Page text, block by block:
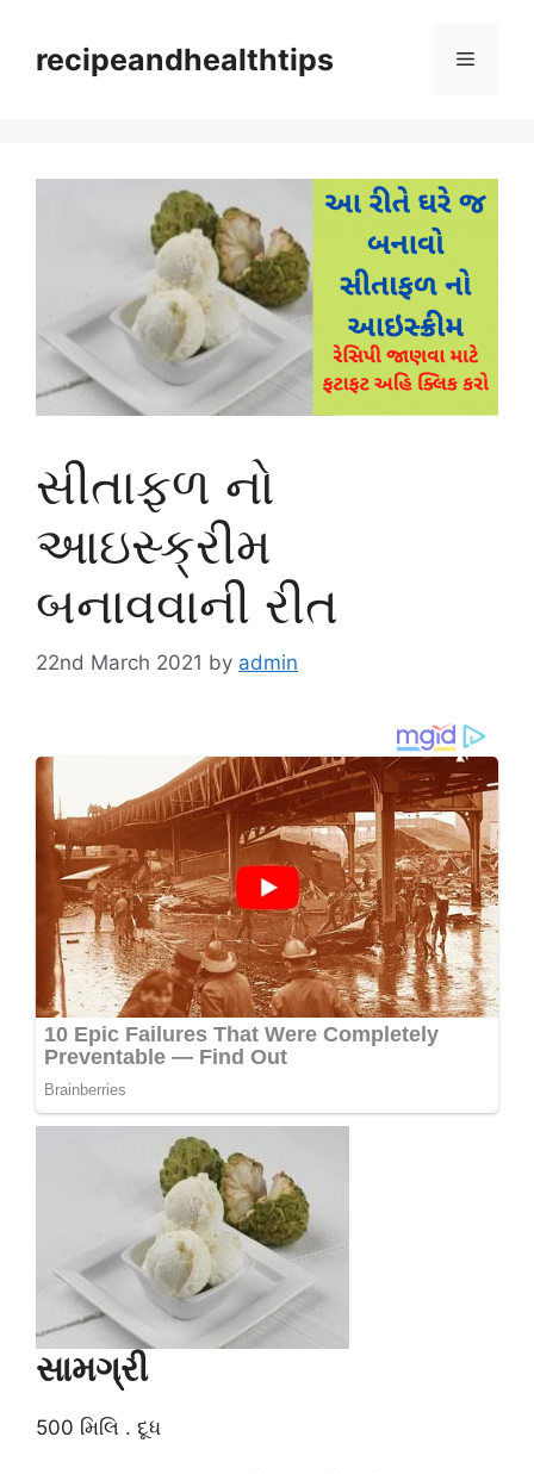
contentrecipeandhealthtips Menu
સીતાફળ નો
આઇસ્ક્રીમ
બનાવવાની રીત
22nd March 2021 by admin
સામગ્રી
500 મિલિ . દૂધ